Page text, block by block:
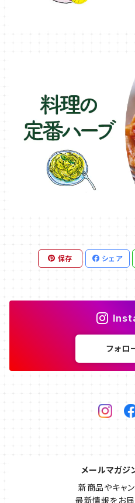
保存 シェア
フォロ
メールマガジ
新商品やキャ
最新情報をお届